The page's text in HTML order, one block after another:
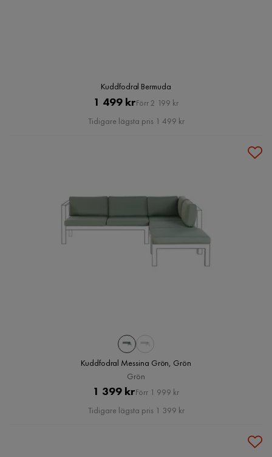
Kuddfodral Bermuda
Pris
1 499 krOriginal
Pris
Förr 2 199 kr
Tidigare lägsta pris 1 499 kr
Kuddfodral Messina Grön, Grön
Grön
Pris
1 399 krOriginal
Pris
Förr 1 999 kr
Tidigare lägsta pris 1 399 kr